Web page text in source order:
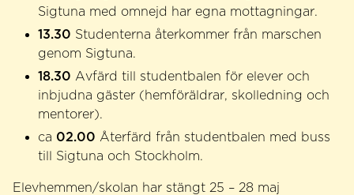
Sigtuna med omnejd har egna mottagningar.
13.30 Studenterna återkommer från marschen
genom Sigtuna.
18.30 Avfärd till studentbalen för elever och
inbjudna gäster (hemföräldrar, skolledning och
mentorer).
ca 02.00 Återfärd från studentbalen med buss
till Sigtuna och Stockholm.
Elevhemmen/skolan har stängt 25 – 28 maj